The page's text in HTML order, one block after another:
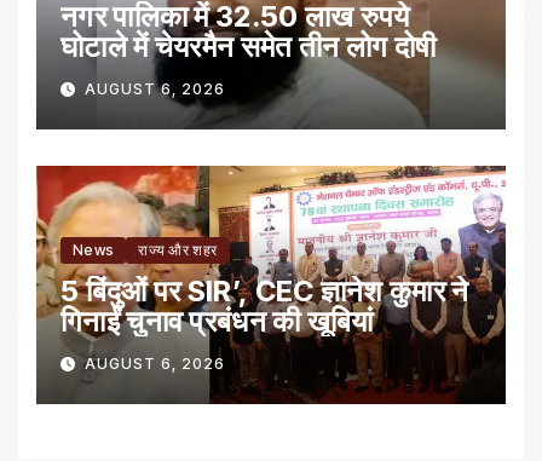
नगर पालिका में 32.50 लाख रुपये
घोटाले में चेयरमैन समेत तीन लोग दोषी
AUGUST 6, 2026
News राज्य और शहर
5 बिंदुओं पर SIR’, CEC ज्ञानेश कुमार ने
गिनाईं चुनाव प्रबंधन की खूबियां
AUGUST 6, 2026